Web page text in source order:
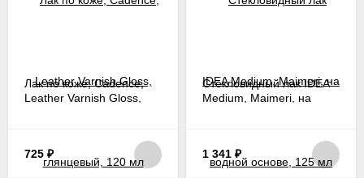
Лак по коже, Cadence,
Leather Varnish Gloss,
725 ₽
Стекловидный лак IDEA
Medium, Maimeri, на
1 341 ₽